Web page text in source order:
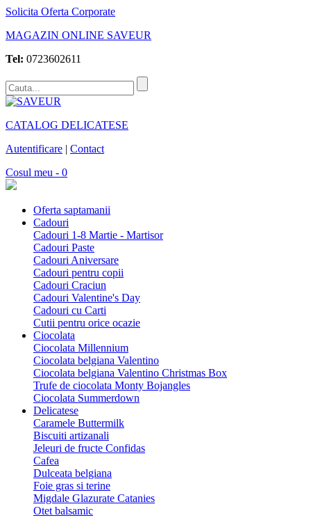
Solicita Oferta Corporate
MAGAZIN ONLINE SAVEUR
Tel: 0723602611
CATALOG DELICATESE
Autentificare | Contact
Cosul meu - 0
Oferta saptamanii
Cadouri
Cadouri 1-8 Martie - Martisor
Cadouri Paste
Cadouri Aniversare
Cadouri pentru copii
Cadouri Craciun
Cadouri Valentine's Day
Cadouri cu Carti
Cutii pentru orice ocazie
Ciocolata
Ciocolata Millennium
Ciocolata belgiana Valentino
Ciocolata belgiana Valentino Christmas Box
Trufe de ciocolata Monty Bojangles
Ciocolata Summerdown
Delicatese
Caramele Buttermilk
Biscuiti artizanali
Jeleuri de fructe Confidas
Cafea
Dulceata belgiana
Foie gras si terine
Migdale Glazurate Catanies
Otet balsamic